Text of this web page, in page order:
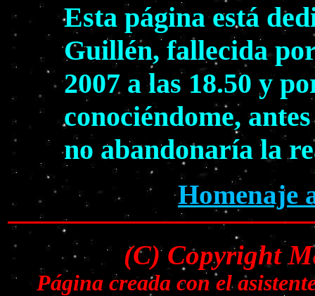
Esta página está
Guillén, fallecida
2007 a las 18.50 y
conociéndome,
no abandonaría la
Homenaje
(C) Copyright
Página creada con el